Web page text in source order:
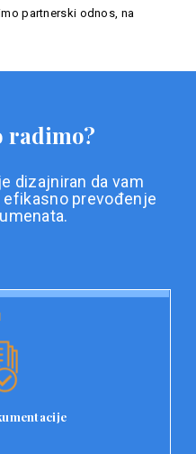
partnerski odnos, na
radimo?
dizajniran da vam
prevođenje
prevoda je priprema
učitavaju svoje
zahtjeve za prevod.